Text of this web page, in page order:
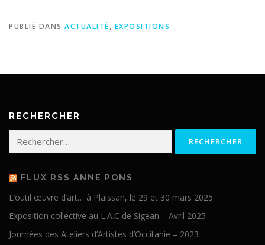
PUBLIÉ DANS ACTUALITÉ, EXPOSITIONS
RECHERCHER
FLUX RSS ANNE PONS
L’outil œuvre d’art… à Plaissan, le 29 et 30 mars 2025
Exposition collective au L.A.C de Sigean – Avril 2025
Journées des Ateliers d’Artistes d’Occitanie – 2023